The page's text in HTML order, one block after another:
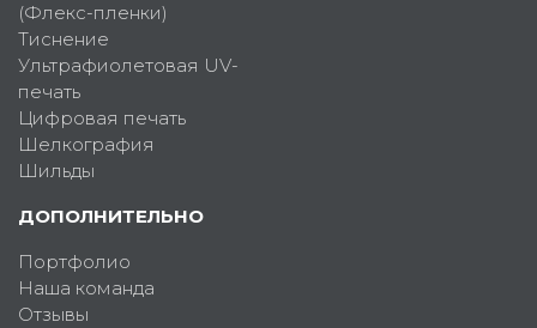
(Флекс-пленки)
Тиснение
Ультрафиолетовая UV-
печать
Цифровая печать
Шелкография
Шильды
ДОПОЛНИТЕЛЬНО
Портфолио
Наша команда
Отзывы